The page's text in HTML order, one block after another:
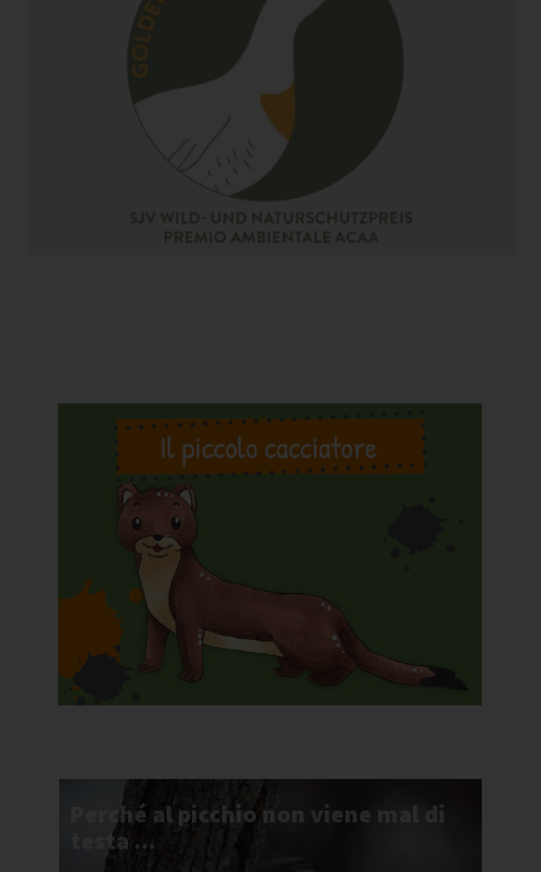
Perché al picchio non viene mal di
testa ...